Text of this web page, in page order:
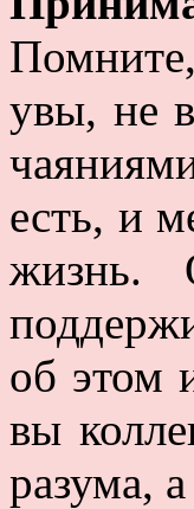
увы, не
есть, и
жизнь.
об этом
вы
разума,